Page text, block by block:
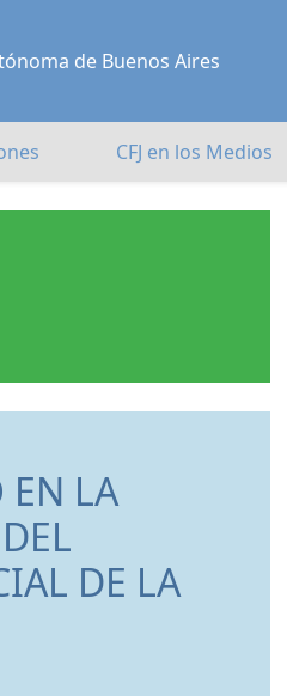
de Buenos Aires
CFJ en los Medios
EN LA
DE LA